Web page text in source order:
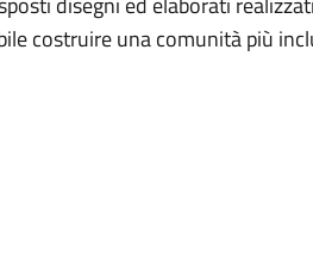
costruire una comunità più